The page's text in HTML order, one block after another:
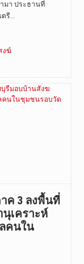
มา ประธานที่
รี…
งฆ์
ค 3 ลงพื้นที่
เคราะห์
คนใน